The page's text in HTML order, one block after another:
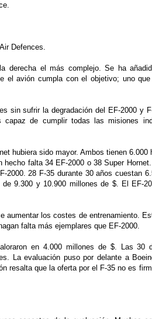
Defences.
derecha el más complejo. Se ha
el avión cumpla con el objetivo; uno
sin sufrir la degradación del EF-2000 y
de cumplir todas las misiones
hubiera sido mayor. Ambos tienen 6.000
falta 34 EF-2000 o 38 Super
2000. 28 F-35 durante 30 años cuestan
9.300 y 10.900 millones de $. El EF-
aumentar los costes de entrenamiento.
falta más ejemplares que EF-2000.
en 4.000 millones de $. Las 30
La evaluación puso por delante a
resalta que la oferta por el F-35 no es